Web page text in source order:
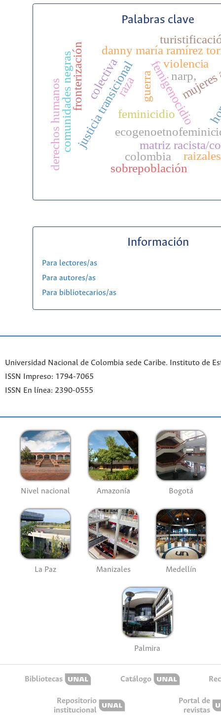
Palabras clave
femigenocidio
feminicidio
guerra
violencia
danny maría ramírez
matriz racista/
justicia transicional
colectiva
comunidades negras narp,
raizales
colombia
fronterización
sobrepoblación
derechos humanos raza
Información
Para lectores/as
Para autores/as
Para bibliotecarios/as
Universidad Nacional de Colombia sede Caribe. Instituto de
ISSN Impreso: 1794-7065
ISSN En línea: 2390-0555
Nivel nacional Amazonía Bogotá
La Paz Manizales Medellín
Palmira
Bibliotecas Catálogo
Repositorio
institucional
Portal de
revistas